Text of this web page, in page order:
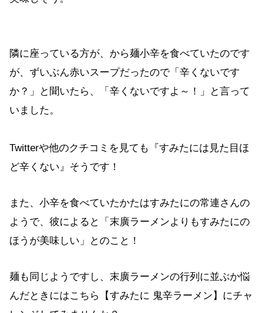
隣に座っている方が、から麺小辛を食べていたのです
が、ずいぶん赤いスープだったので「辛くないです
か？」と聞いたら、「辛くないですよ～！」と言って
いました。
Twitterや他のクチコミを見ても『すみたには見た目ほ
ど辛くない』そうです！
また、小辛を食べていたかたはすみたにの常連さんの
ようで、彼によると「末廣ラーメンよりもすみたにの
ほうが美味しい」とのこと！
麺も同じようですし、末廣ラーメンの行列に並ぶか悩
んだときにはこちら【すみたに 鬼辛ラーメン】にチャ